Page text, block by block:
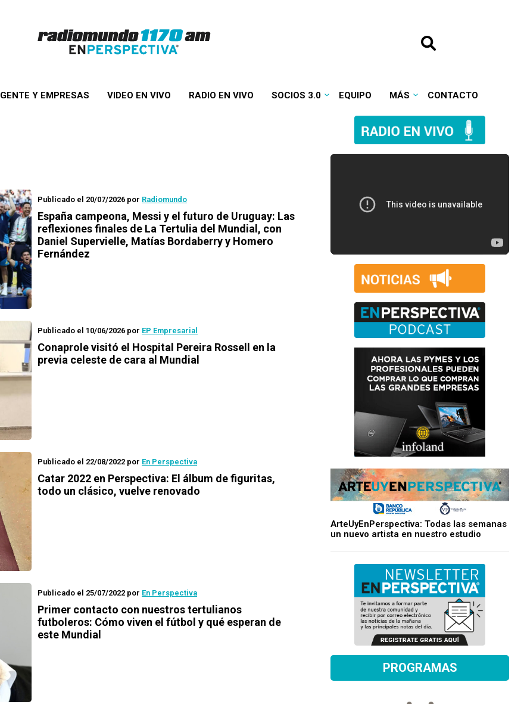
GENTE Y EMPRESAS VIDEO EN VIVO RADIO EN VIVO SOCIOS 3.0 EQUIPO MÁS CONTACTO
Publicado el 20/07/2026 por Radiomundo
España campeona, Messi y el futuro de Uruguay: Las
reflexiones finales de La Tertulia del Mundial, con
Daniel Supervielle, Matías Bordaberry y Homero
Fernández
Publicado el 10/06/2026 por EP Empresarial
Conaprole visitó el Hospital Pereira Rossell en la
previa celeste de cara al Mundial
Publicado el 22/08/2022 por En Perspectiva
Catar 2022 en Perspectiva: El álbum de figuritas,
todo un clásico, vuelve renovado
Publicado el 25/07/2022 por En Perspectiva
Primer contacto con nuestros tertulianos
futboleros: Cómo viven el fútbol y qué esperan de
este Mundial
ArteUyEnPerspectiva: Todas las semanas
un nuevo artista en nuestro estudio
PROGRAMAS